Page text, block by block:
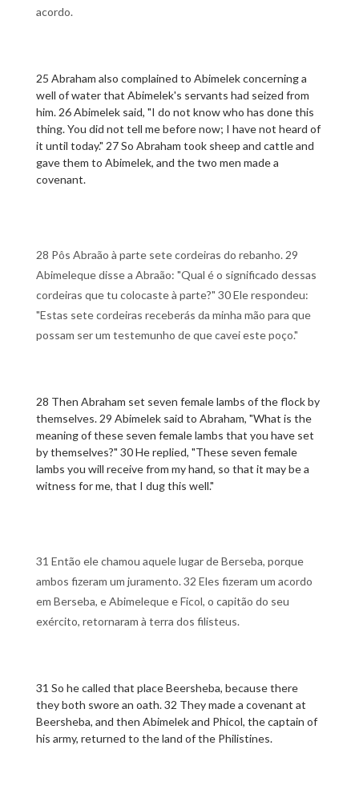
acordo.
25 Abraham also complained to Abimelek concerning a
well of water that Abimelek's servants had seized from
him. 26 Abimelek said, "I do not know who has done this
thing. You did not tell me before now; I have not heard of
it until today." 27 So Abraham took sheep and cattle and
gave them to Abimelek, and the two men made a
covenant.
28 Pôs Abraão à parte sete cordeiras do rebanho. 29
Abimeleque disse a Abraão: "Qual é o significado dessas
cordeiras que tu colocaste à parte?" 30 Ele respondeu:
"Estas sete cordeiras receberás da minha mão para que
possam ser um testemunho de que cavei este poço."
28 Then Abraham set seven female lambs of the flock by
themselves. 29 Abimelek said to Abraham, "What is the
meaning of these seven female lambs that you have set
by themselves?" 30 He replied, "These seven female
lambs you will receive from my hand, so that it may be a
witness for me, that I dug this well."
31 Então ele chamou aquele lugar de Berseba, porque
ambos fizeram um juramento. 32 Eles fizeram um acordo
em Berseba, e Abimeleque e Ficol, o capitão do seu
exército, retornaram à terra dos filisteus.
31 So he called that place Beersheba, because there
they both swore an oath. 32 They made a covenant at
Beersheba, and then Abimelek and Phicol, the captain of
his army, returned to the land of the Philistines.